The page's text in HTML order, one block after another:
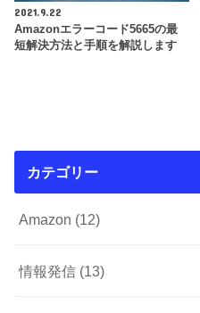
2021.9.22
Amazonエラーコード5665の最
短解決方法と手順を解説します
カテゴリー
Amazon (12)
情報発信 (13)